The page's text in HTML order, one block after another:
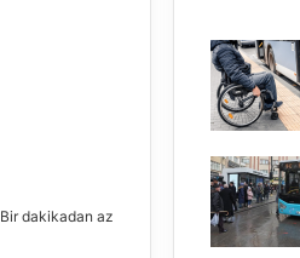
Bir dakikadan az